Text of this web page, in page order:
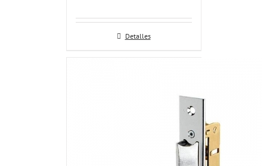
Detalles